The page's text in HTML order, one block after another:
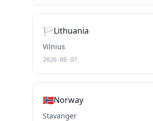
🏳️Lithuania
Vilnius
2026-08-07
🇳🇴Norway
Stavanger